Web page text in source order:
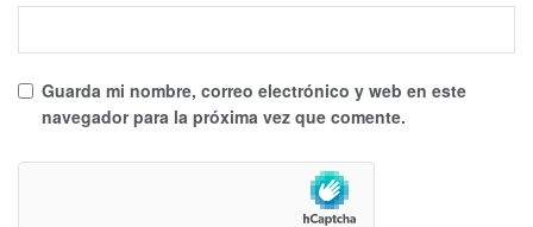
Guarda mi nombre, correo electrónico y web en este
navegador para la próxima vez que comente.